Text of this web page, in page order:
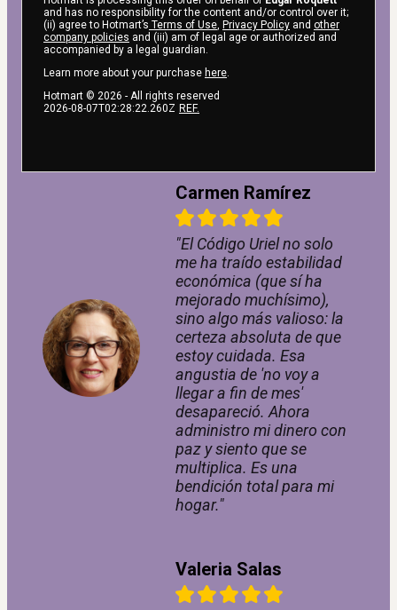
and has no responsibility for the content and/or control over it;
(ii) agree to Hotmart’s Terms of Use, Privacy Policy and other
company policies and (iii) am of legal age or authorized and
accompanied by a legal guardian.
Learn more about your purchase here.
Hotmart © 2026 - All rights reserved
2026-08-07T02:28:22.260Z REF.
Carmen Ramírez
"El Código Uriel no solo
me ha traído estabilidad
económica (que sí ha
mejorado muchísimo),
sino algo más valioso: la
certeza absoluta de que
estoy cuidada. Esa
angustia de 'no voy a
llegar a fin de mes'
desapareció. Ahora
administro mi dinero con
paz y siento que se
multiplica. Es una
bendición total para mi
hogar."
Valeria Salas